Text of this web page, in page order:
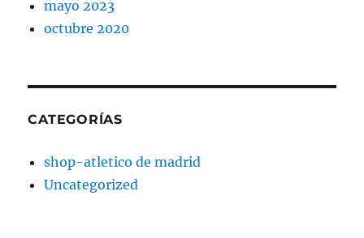
mayo 2023
octubre 2020
CATEGORÍAS
shop-atletico de madrid
Uncategorized